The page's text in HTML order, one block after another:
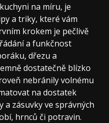
na míru, je
a triky, které vám
krokem je pečlivě
a funkčnost
dřezu a
dostatečně blízko
nebránily volnému
na dostatek
zásuvky ve správných
hrnců či potravin.